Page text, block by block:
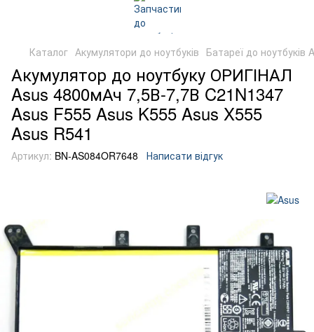
Каталог Акумулятори до ноутбуків Батареї до ноутбуків
Акумулятор до ноутбуку ОРИГІНАЛ
Asus 4800мАч 7,5В-7,7В C21N1347
Asus F555 Asus K555 Asus X555
Asus R541
Артикул: BN-AS084OR7648 Написати відгук